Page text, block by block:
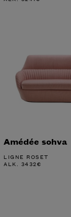
Amédée sohva
LIGNE ROSET
ALK. 3432€